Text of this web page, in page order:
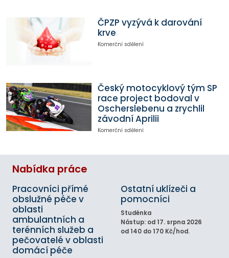
ČPZP vyzývá k darování
krve
Komerční sdělení
Český motocyklový tým SP
race project bodoval v
Oscherslebenu a zrychlil
závodní Aprilii
Komerční sdělení
Nabídka práce
Pracovníci přímé
obslužné péče v
oblasti
ambulantních a
terénních služeb a
pečovatelé v oblasti
domácí péče
Ostatní uklízeči a
pomocníci
Studénka
Nástup: od 17. srpna 2026
od 140 do 170 Kč/hod.